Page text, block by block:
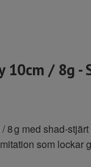
10cm / 8g -
8 g med shad-
som lockar